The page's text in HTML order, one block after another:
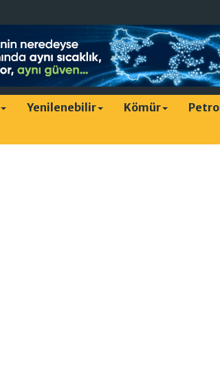
Yenilenebilir Kömür Petrol